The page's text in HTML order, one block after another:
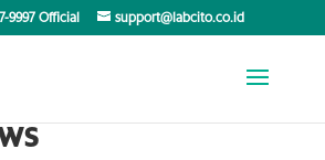
9997 Official support@labcito.co.id